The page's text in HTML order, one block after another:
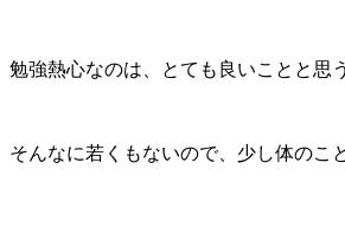
勉強熱心なのは、とても良いことと思
そんなに若くもないので、少し体のこ